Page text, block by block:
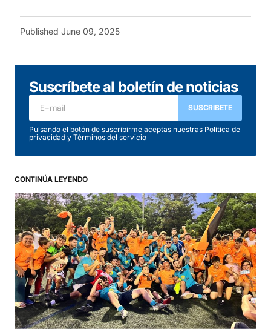
Published June 09, 2025
Suscríbete al boletín de noticias
SUSCRIBETE
Pulsando el botón de suscribirme aceptas nuestras Política de
privacidad y Términos del servicio
CONTINÚA LEYENDO